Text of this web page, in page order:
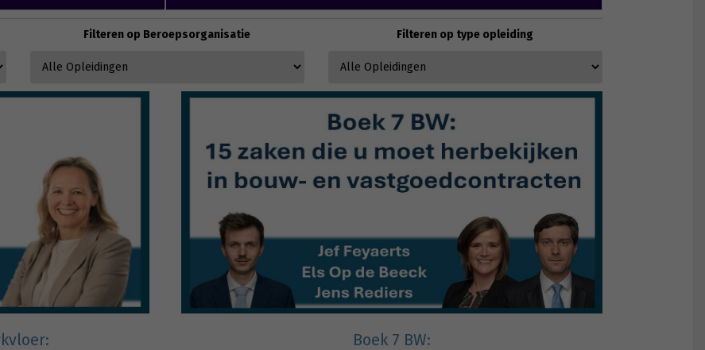
Filteren op Beroepsorganisatie Filteren op type opleiding
Boek 7 BW: